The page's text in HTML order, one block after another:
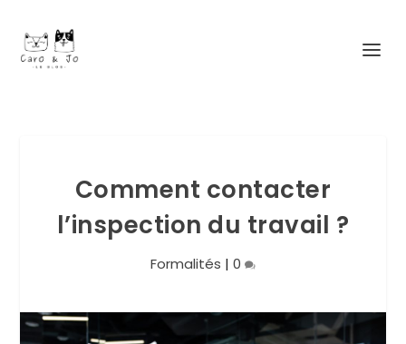
Comment contacter
l’inspection du travail ?
Formalités | 0